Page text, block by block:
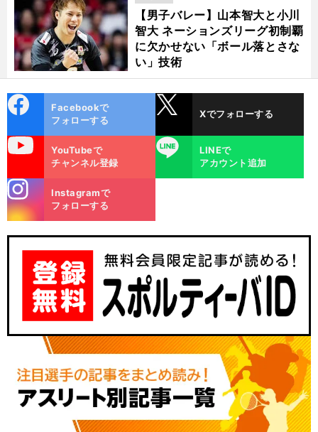
【男子バレー】山本智大と小川
智大 ネーションズリーグ初制覇
に欠かせない「ボール落とさな
い」技術
ok
Facebookで
フォローする
Xでフォローする
YouTubeで
チャンネル登録
LINE
LINEで
アカウント追加
m
Instagramで
フォローする